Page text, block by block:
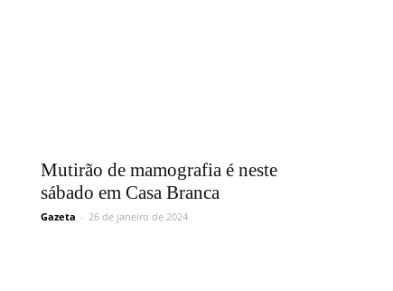
Mutirão de mamografia é neste
sábado em Casa Branca
Gazeta - 26 de janeiro de 2024